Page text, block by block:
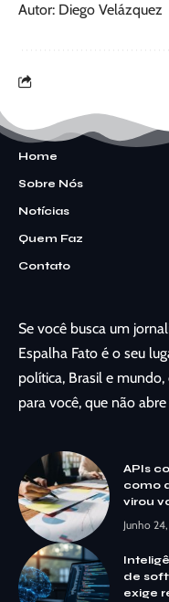
Autor: Diego Velázquez
Home
Sobre Nós
Notícias
Quem Faz
Contato
Se você busca um
Espalha Fato é o seu
política, Brasil e
para você, que não
APIs
como
virou
Junho
de
exige